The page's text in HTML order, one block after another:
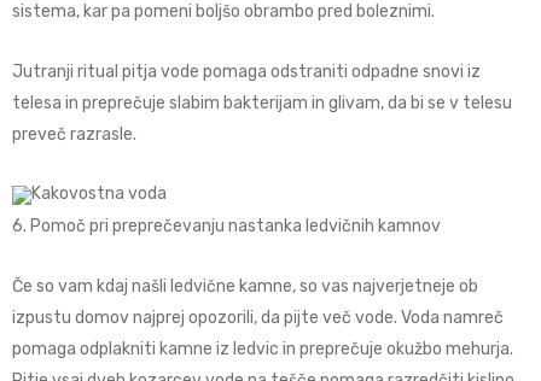
sistema, kar pa pomeni boljšo obrambo pred boleznimi.
Jutranji ritual pitja vode pomaga odstraniti odpadne snovi iz
telesa in preprečuje slabim bakterijam in glivam, da bi se v telesu
preveč razrasle.
6. Pomoč pri preprečevanju nastanka ledvičnih kamnov
Če so vam kdaj našli ledvične kamne, so vas najverjetneje ob
izpustu domov najprej opozorili, da pijte več vode. Voda namreč
pomaga odplakniti kamne iz ledvic in preprečuje okužbo mehurja.